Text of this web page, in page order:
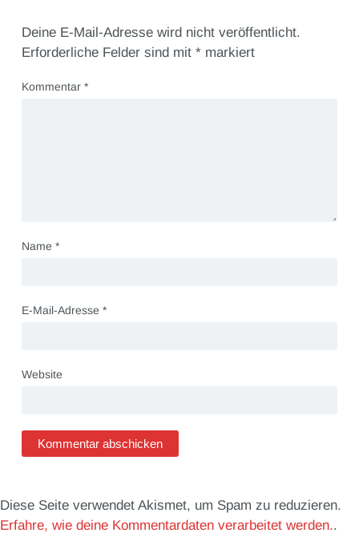
Deine E-Mail-Adresse wird nicht veröffentlicht.
Erforderliche Felder sind mit *markiert
Kommentar *
Name *
E-Mail-Adresse *
Website
Diese Seite verwendet Akismet, um Spam zu reduzieren.
Erfahre, wie deine Kommentardaten verarbeitet werden..